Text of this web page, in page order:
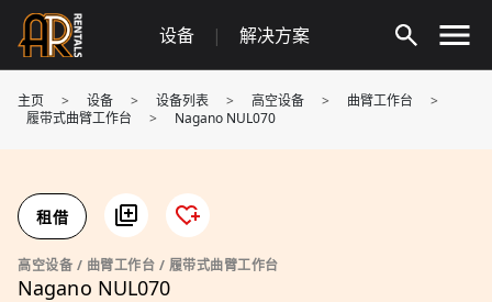
Skip
content
设备 | 解决方案
主页 > 设备 > 设备列表 > 高空设备 > 曲臂工作台
>
履带式曲臂工作台
> Nagano NUL070
租借
高空设备 / 曲臂工作台 / 履带式曲臂工作台
Nagano NUL070